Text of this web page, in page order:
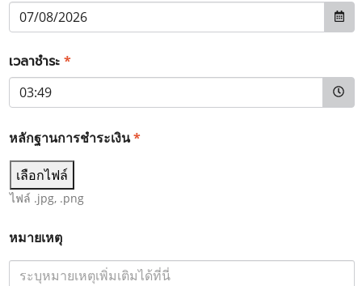
เวลาชำระ *
หลักฐานการชำระเงิน*
เลือกไฟล์
ไฟล์ .jpg, .png
หมายเหตุ